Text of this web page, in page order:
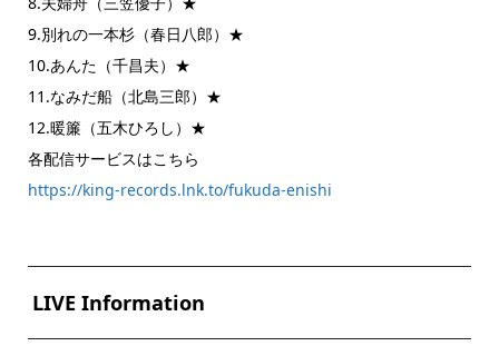
9.別れの一本杉（春日八郎）★
10.あんた（千昌夫）★
11.なみだ船（北島三郎）★
12.暖簾（五木ひろし）★
各配信サービスはこちら
https://king-records.lnk.to/fukuda-enishi
LIVE Information